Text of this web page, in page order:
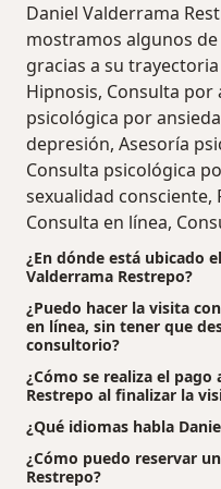
Daniel Valderrama
mostramos algunos
gracias a su
Hipnosis, Consulta por
psicológica por
depresión, Asesoría
Consulta psicológica
sexualidad consciente,
Consulta en línea,
¿En dónde está ubicado
Valderrama Restrepo?
¿Puedo hacer la visita
en línea, sin tener que
consultorio?
¿Cómo se realiza el pago
Restrepo al finalizar la
¿Qué idiomas habla
¿Cómo puedo reservar
Restrepo?